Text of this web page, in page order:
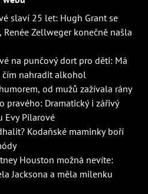
slaví 25 let: Hugh Grant se
Zellweger konečně našla
na punčový dort pro děti: Má
čím nahradit alkohol
od mužů zažívala rány
pravého: Dramatický i zářivý
Evy Pilarové
Kodaňské maminky boří
Houston možná nevíte:
Jacksona a měla milenku